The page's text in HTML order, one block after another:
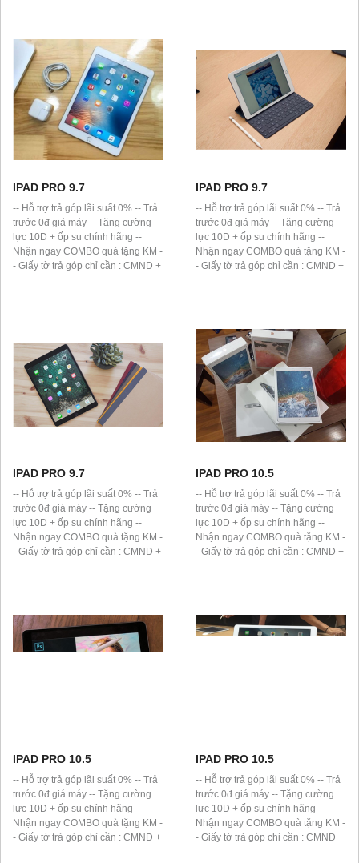
toán bằng thẻ ATM hoặc tiền mặt
IPAD PRO 9.7
-- Hỗ trợ trả góp lãi suất 0% -- Trả
trước 0đ giá máy -- Tặng cường
lực 10D + ốp su chính hãng --
Nhận ngay COMBO quà tặng KM -
- Giấy tờ trả góp chỉ cần : CMND +
IPAD PRO 9.7
-- Hỗ trợ trả góp lãi suất 0% -- Trả
trước 0đ giá máy -- Tặng cường
lực 10D + ốp su chính hãng --
Nhận ngay COMBO quà tặng KM -
- Giấy tờ trả góp chỉ cần : CMND +
IPAD PRO 9.7
-- Hỗ trợ trả góp lãi suất 0% -- Trả
trước 0đ giá máy -- Tặng cường
lực 10D + ốp su chính hãng --
Nhận ngay COMBO quà tặng KM -
- Giấy tờ trả góp chỉ cần : CMND +
IPAD PRO 10.5
-- Hỗ trợ trả góp lãi suất 0% -- Trả
trước 0đ giá máy -- Tặng cường
lực 10D + ốp su chính hãng --
Nhận ngay COMBO quà tặng KM -
- Giấy tờ trả góp chỉ cần : CMND +
IPAD PRO 10.5
-- Hỗ trợ trả góp lãi suất 0% -- Trả
trước 0đ giá máy -- Tặng cường
lực 10D + ốp su chính hãng --
Nhận ngay COMBO quà tặng KM -
- Giấy tờ trả góp chỉ cần : CMND +
IPAD PRO 10.5
-- Hỗ trợ trả góp lãi suất 0% -- Trả
trước 0đ giá máy -- Tặng cường
lực 10D + ốp su chính hãng --
Nhận ngay COMBO quà tặng KM -
- Giấy tờ trả góp chỉ cần : CMND +